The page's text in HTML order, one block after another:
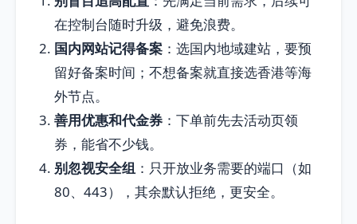
在控制台随时升级，避免浪费。
国内网站记得备案 ：选国内地域建站，要预
留好备案时间；不想备案就直接选香港等海
外节点。
善用优惠和代金券 ：下单前先去活动页领
券，能省不少钱。
别忽视安全组 ：只开放业务需要的端口（如
80、443），其余默认拒绝，更安全。